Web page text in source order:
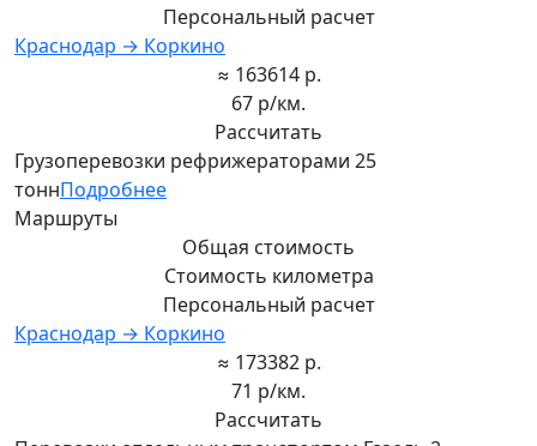
Персональный расчет
Краснодар → Коркино
≈ 163614 р.
67 р/км.
Рассчитать
Грузоперевозки рефрижераторами 25
тоннПодробнее
Маршруты
Общая стоимость
Стоимость километра
Персональный расчет
Краснодар → Коркино
≈ 173382 р.
71 р/км.
Рассчитать